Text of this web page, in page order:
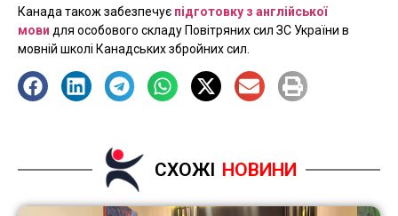
Канада також забезпечує підготовку з англійської
мови для особового складу Повітряних сил ЗС України в
мовній школі Канадських збройних сил.
СХОЖІ НОВИНИ